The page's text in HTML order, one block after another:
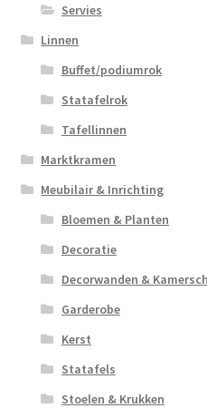
Servies
Linnen
Buffet/podiumrok
Statafelrok
Tafellinnen
Marktkramen
Meubilair & Inrichting
Bloemen & Planten
Decoratie
Decorwanden &
Garderobe
Kerst
Statafels
Stoelen & Krukken